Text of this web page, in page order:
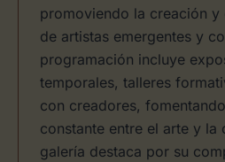
promoviendo la creación
de artistas emergentes y
programación incluye
temporales, talleres
con creadores,
constante entre el arte y la
galería destaca por su